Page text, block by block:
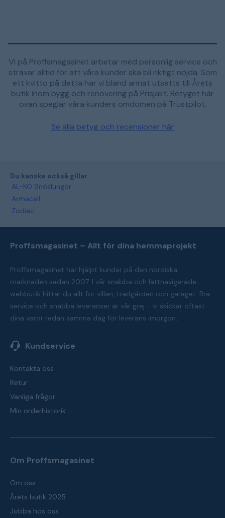
Vi på Proffsmagasinet arbetar med personlig service och
strävar alltid för att våra kunder ska bli riktigt nöjda. Som
ett kvitto på detta har vi bland annat utsetts till Årets
butik inom bygg och renovering på Prisjakt. Betyget här
ovan speglar våra kunders omdömen på Trustpilot.
Se alla betyg och recensioner här
Du kanske också gillar
AL-KO Snöslungor
Armacell
Zodiac
Proffsmagasinet – Allt för dina hemmaprojekt
Proffsmagasinet har hjälpt kunder på den nordiska
marknaden sedan 2007. I vår snabba och lättnavigerade
webbutik hittar du allt för villan, trädgården och garaget. Bra
service och snabba leveranser är vår grej - vi skickar oftast
dina varor redan samma dag för leverans imorgon.
Kundservice
Kontakta oss
Retur
Vanliga frågor
Min orderhistorik
Om Proffsmagasinet
Om oss
Årets butik 2025
Jobba hos oss